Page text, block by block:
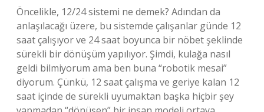
Öncelikle, 12/24 sistemi ne demek? Adından da
anlaşılacağı üzere, bu sistemde çalışanlar günde 12
saat çalışıyor ve 24 saat boyunca bir nöbet şeklinde
sürekli bir dönüşüm yapılıyor. Şimdi, kulağa nasıl
geldi bilmiyorum ama ben buna “robotik mesai”
diyorum. Çünkü, 12 saat çalışma ve geriye kalan 12
saat içinde de sürekli uyumaktan başka hiçbir şey